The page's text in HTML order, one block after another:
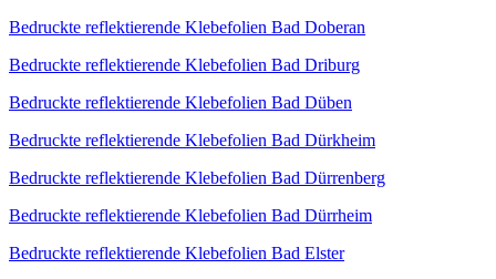
Bedruckte reflektierende Klebefolien Bad Doberan
Bedruckte reflektierende Klebefolien Bad Driburg
Bedruckte reflektierende Klebefolien Bad Düben
Bedruckte reflektierende Klebefolien Bad Dürkheim
Bedruckte reflektierende Klebefolien Bad Dürrenberg
Bedruckte reflektierende Klebefolien Bad Dürrheim
Bedruckte reflektierende Klebefolien Bad Elster